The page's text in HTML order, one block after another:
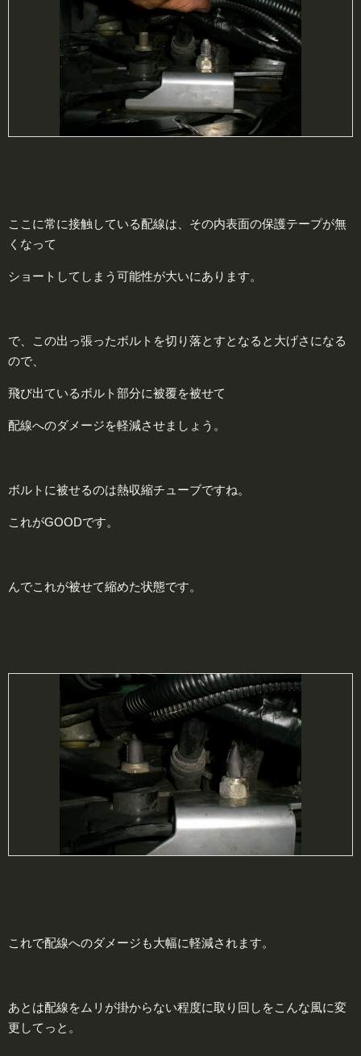
ここに常に接触している配線は、その内表面の保護テープが無
くなって
ショートしてしまう可能性が大いにあります。
で、この出っ張ったボルトを切り落とすとなると大げさになる
ので、
飛び出ているボルト部分に被覆を被せて
配線へのダメージを軽減させましょう。
ボルトに被せるのは熱収縮チューブですね。
これがGOODです。
んでこれが被せて縮めた状態です。
これで配線へのダメージも大幅に軽減されます。
あとは配線をムリが掛からない程度に取り回しをこんな風に変
更してっと。